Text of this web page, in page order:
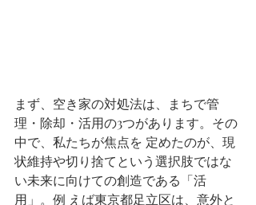
まず、空き家の対処法は、まちで管
理・除却・活用の3つがあります。その
中で、私たちが焦点を 定めたのが、現
状維持や切り捨てという選択肢ではな
い未来に向けての創造である「活
用」。例 えば東京都足立区は、意外と